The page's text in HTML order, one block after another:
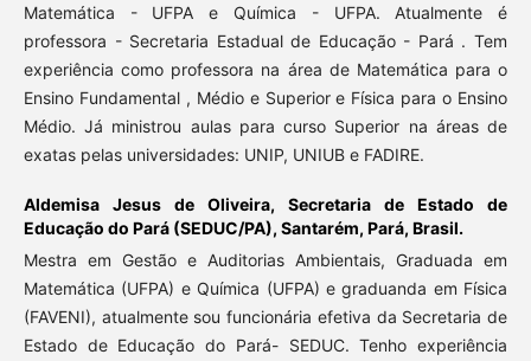
Matemática - UFPA e Química - UFPA. Atualmente é
professora - Secretaria Estadual de Educação - Pará . Tem
experiência como professora na área de Matemática para o
Ensino Fundamental , Médio e Superior e Física para o Ensino
Médio. Já ministrou aulas para curso Superior na áreas de
exatas pelas universidades: UNIP, UNIUB e FADIRE.
Aldemisa Jesus de Oliveira,Secretaria de Estado de
Educação do Pará (SEDUC/PA), Santarém, Pará, Brasil.
Mestra em Gestão e Auditorias Ambientais, Graduada em
Matemática (UFPA) e Química (UFPA) e graduanda em Física
(FAVENI), atualmente sou funcionária efetiva da Secretaria de
Estado de Educação do Pará- SEDUC. Tenho experiência